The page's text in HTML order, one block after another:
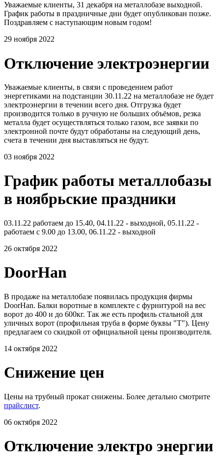
Уважаемые клиенты, 31 декабря на металлобазе выходной.
График работы в праздничные дни будет опубликован позже.
Поздравляем с наступающим новым годом!
29 ноября 2022
Отключение электроэнергии
Уважаемые клиенты, в связи с проведением работ
энергетиками на подстанции 30.11.22 на металлобазе не будет
электроэнергии в течении всего дня. Отгрузка будет
производится только в ручную не больших объёмов, резка
металла будет осуществляться только газом, все заявки по
электронной почте будут обработаны на следующий день,
счета в течении дня выставляться не будут.
03 ноября 2022
График работы металлобазы
в ноябрьские праздники
03.11.22 работаем до 15.40, 04.11.22 - выходной, 05.11.22 -
работаем с 9.00 до 13.00, 06.11.22 - выходной
26 октября 2022
DoorHan
В продаже на металлобазе появилась продукция фирмы
DoorHan. Балки воротные в комплекте с фурнитурой на вес
ворот до 400 и до 600кг. Так же есть профиль стальной для
уличных ворот (профильная труба в форме буквы "Т"). Цену
предлагаем со скидкой от официальной цены производителя.
14 октября 2022
Снижение цен
Цены на трубный прокат снижены. Более детально смотрите
прайслист.
06 октября 2022
Отключение электро энергии